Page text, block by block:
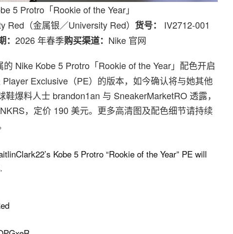
5 Protro「Rookie of the Year」
Red（金属银／University Red）货号：
IV2712-001
：2026 年春季购买渠道： Nike 官网
Nike Kobe 5 Protro「Rookie of the Year」配色开启
Exclusive（PE）的版本，如今确认将与她其他
爆料人士 brandon1an 与 SneakerMarketRO 透露，
，定价 190 美元。更多高清图及配色细节请持续
Kobe 5 Protro “Rookie of the Year” PE will